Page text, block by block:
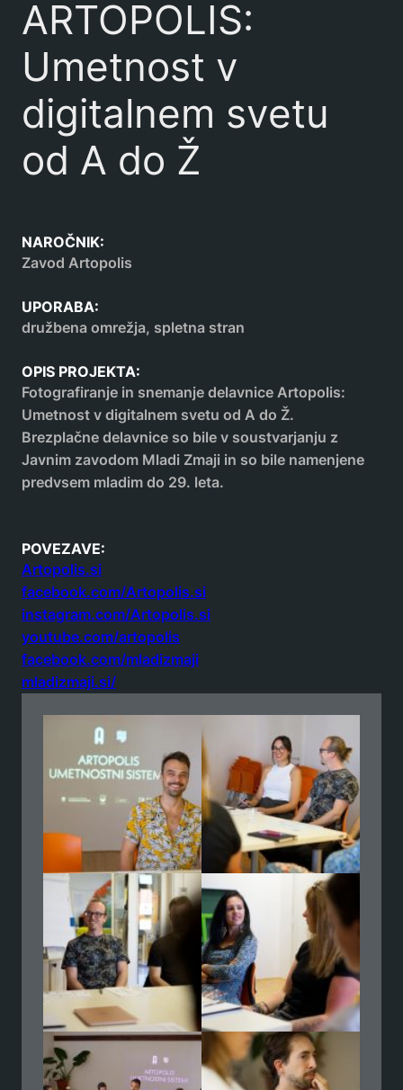
ARTOPOLIS:
Umetnost v
digitalnem svetu
od A do Ž
NAROČNIK:
Zavod Artopolis
UPORABA:
družbena omrežja, spletna stran
OPIS PROJEKTA:
Fotografiranje in snemanje delavnice Artopolis:
Umetnost v digitalnem svetu od A do Ž.
Brezplačne delavnice so bile v soustvarjanju z
Javnim zavodom Mladi Zmaji in so bile namenjene
predvsem mladim do 29. leta.
POVEZAVE:
Artopolis.si
facebook.com/Artopolis.si
instagram.com/Artopolis.si
youtube.com/artopolis
facebook.com/mladizmaji
mladizmaji.si/